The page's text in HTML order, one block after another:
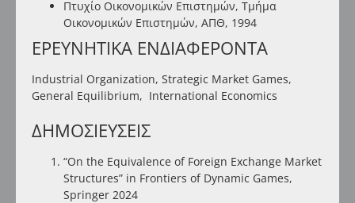
Πτυχίο Οικονομικών Επιστημών, Τμήμα
Οικονομικών Επιστημών, ΑΠΘ, 1994
ΕΡΕΥΝΗΤΙΚΑ ΕΝΔΙΑΦΕΡΟΝΤΑ
Industrial Organization, Strategic Market Games,
General Equilibrium, International Economics
ΔΗΜΟΣΙΕΥΣΕΙΣ
“On the Equivalence of Foreign Exchange Market
Structures” in Frontiers of Dynamic Games,
Springer 2024